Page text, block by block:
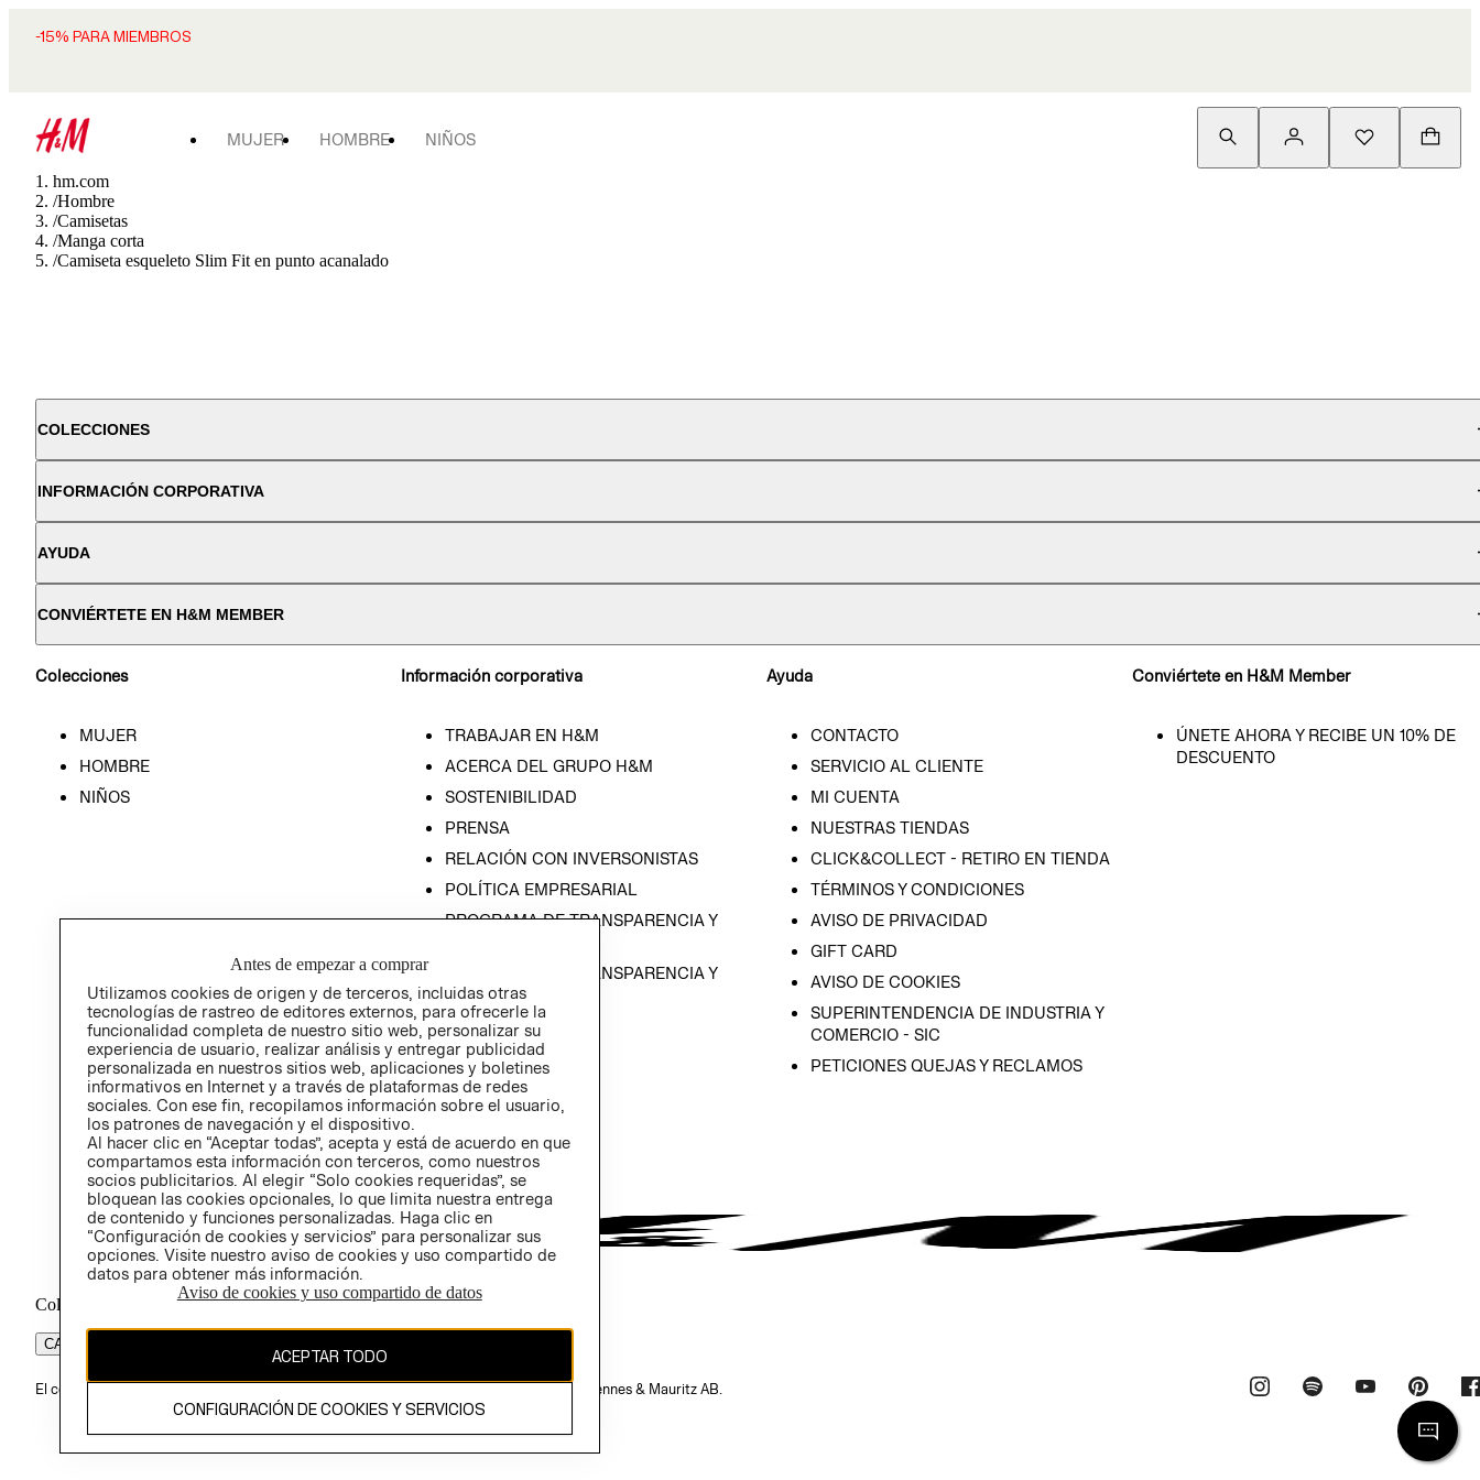
-15% PARA MIEMBROS
MUJER HOMBRE NIÑOS
hm.com
/Hombre
/Camisetas
/Manga corta
/Camiseta esqueleto Slim Fit en punto acanalado
COLECCIONES
INFORMACIÓN CORPORATIVA
AYUDA
CONVIÉRTETE EN H&M MEMBER
Colecciones
MUJER
HOMBRE
NIÑOS
Información corporativa
TRABAJAR EN H&M
ACERCA DEL GRUPO H&M
SOSTENIBILIDAD
PRENSA
RELACIÓN CON INVERSONISTAS
POLÍTICA EMPRESARIAL
PROGRAMA DE TRANSPARENCIA Y
PROGRAMA DE TRANSPARENCIA Y
ÉTICA (INGLÉS)
Ayuda
CONTACTO
SERVICIO AL CLIENTE
MI CUENTA
NUESTRAS TIENDAS
CLICK&COLLECT - RETIRO EN TIENDA
TÉRMINOS Y CONDICIONES
AVISO DE PRIVACIDAD
GIFT CARD
AVISO DE COOKIES
SUPERINTENDENCIA DE INDUSTRIA Y
COMERCIO - SIC
PETICIONES QUEJAS Y RECLAMOS
Conviértete en H&M Member
ÚNETE AHORA Y RECIBE UN 10% DE
DESCUENTO
Colombia ($)
CAMBIAR REGIÓN
El contenido de esta página web está protegido por copyright y es propiedad de H&M Hennes & Mauritz AB.
Antes de empezar a comprar
Utilizamos cookies de origen y de terceros, incluidas otras
tecnologías de rastreo de editores externos, para ofrecerle la
funcionalidad completa de nuestro sitio web, personalizar su
experiencia de usuario, realizar análisis y entregar publicidad
personalizada en nuestros sitios web, aplicaciones y boletines
informativos en Internet y a través de plataformas de redes
sociales. Con ese fin, recopilamos información sobre el usuario,
los patrones de navegación y el dispositivo.
Al hacer clic en “Aceptar todas”, acepta y está de acuerdo en que
compartamos esta información con terceros, como nuestros
socios publicitarios. Al elegir “Solo cookies requeridas”, se
bloquean las cookies opcionales, lo que limita nuestra entrega
de contenido y funciones personalizadas. Haga clic en
“Configuración de cookies y servicios” para personalizar sus
opciones. Visite nuestro aviso de cookies y uso compartido de
datos para obtener más información.
Aviso de cookies y uso compartido de datos
ACEPTAR TODO
CONFIGURACIÓN DE COOKIES Y SERVICIOS